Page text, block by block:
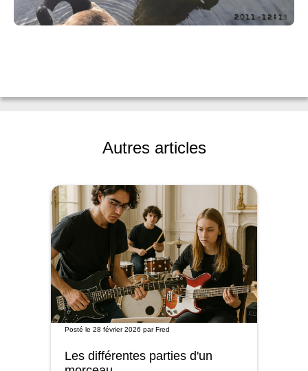
Autres articles
Posté le 28 février 2026 parFred
Les différentes parties d'un